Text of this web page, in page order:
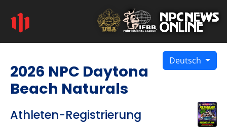
Deutsch
2026 NPC Daytona
Beach Naturals
Athleten-Registrierung